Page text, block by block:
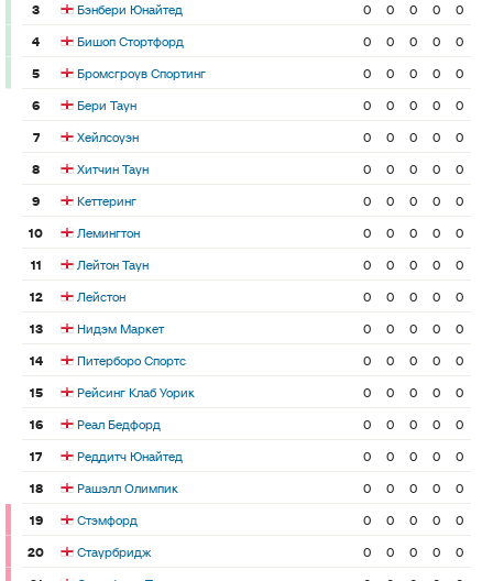
3
Бэнбери Юнайтед 0 0 0 0
0
4
Бишоп Стортфорд 0 0 0 0
0
5
Бромсгроув Спортинг 0 0 0 0
0
6
Бери Таун 0 0 0 0
0
7
Хейлсоуэн 0 0 0 0
0
8
Хитчин Таун 0 0 0 0
0
9
Кеттеринг 0 0 0 0
0
10
Лемингтон 0 0 0 0
0
11
Лейтон Таун 0 0 0 0
0
12
Лейстон 0 0 0 0
0
13
Нидэм Маркет 0 0 0 0
0
14
Питерборо Спортс 0 0 0 0
0
15
Рейсинг Клаб Уорик 0 0 0 0
0
16
Реал Бедфорд 0 0 0 0
0
17
Реддитч Юнайтед 0 0 0 0
0
18
Рашэлл Олимпик 0 0 0 0
0
19
Стэмфорд 0 0 0 0
0
20
Стаурбридж 0 0 0 0
0